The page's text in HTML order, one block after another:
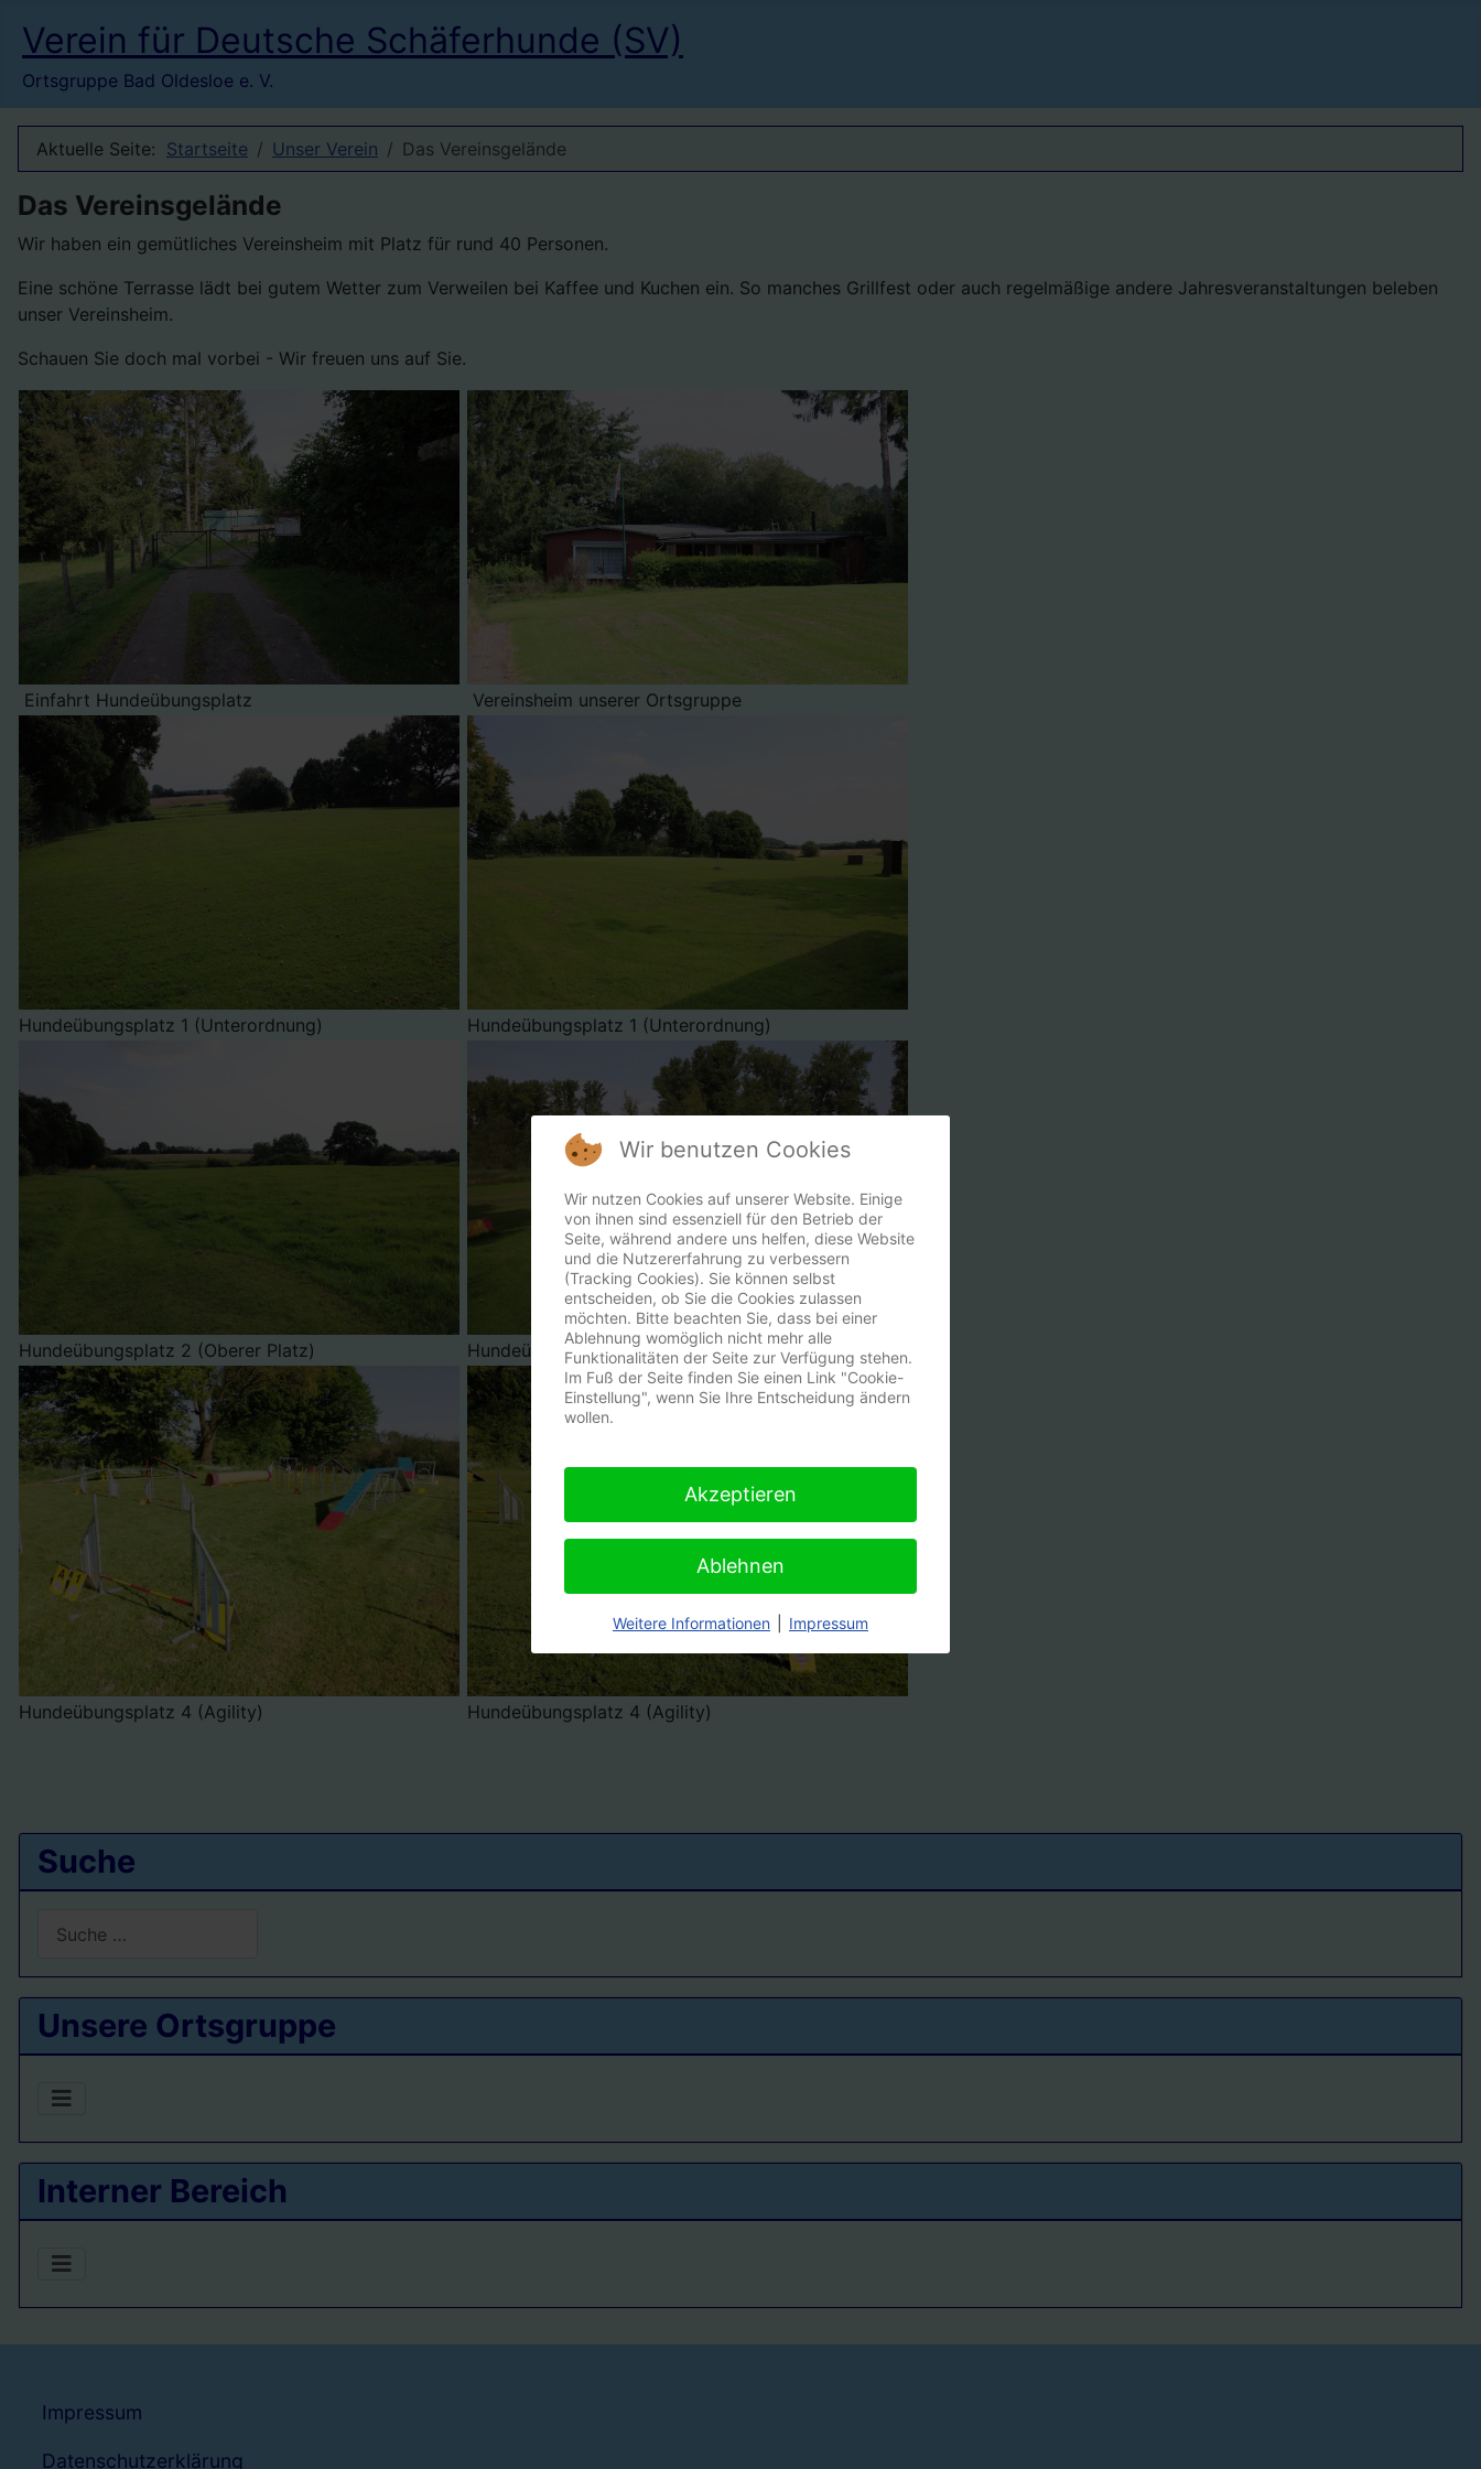
Verein für Deutsche Schäferhunde (SV)
Ortsgruppe Bad Oldesloe e. V.
Suche
Type 2 or more characters for results.
Unsere Ortsgruppe
Interner Bereich
Aktuelle Seite: Startseite Unser Verein Das Vereinsgelände
Das Vereinsgelände
Wir haben ein gemütliches Vereinsheim mit Platz für rund 40 Personen.
Eine schöne Terrasse lädt bei gutem Wetter zum Verweilen bei Kaffee und Kuchen ein. So manches Grillfest oder auch regelmäßige andere Jahresveranstaltungen beleben
unser Vereinsheim.
Schauen Sie doch mal vorbei - Wir freuen uns auf Sie.
Einfahrt Hundeübungsplatz Vereinsheim unserer Ortsgruppe
Hundeübungsplatz 1 (Unterordnung) Hundeübungsplatz 1 (Unterordnung)
Hundeübungsplatz 2 (Oberer Platz) Hundeübungsplatz 3 (Gewandtheit, Sportrettungshund)
Hundeübungsplatz 4 (Agility) Hundeübungsplatz 4 (Agility)
Impressum
Datenschutzerklärung
Wir benutzen Cookies
Wir nutzen Cookies auf unserer Website. Einige
von ihnen sind essenziell für den Betrieb der
Seite, während andere uns helfen, diese Website
und die Nutzererfahrung zu verbessern
(Tracking Cookies). Sie können selbst
entscheiden, ob Sie die Cookies zulassen
möchten. Bitte beachten Sie, dass bei einer
Ablehnung womöglich nicht mehr alle
Funktionalitäten der Seite zur Verfügung stehen.
Im Fuß der Seite finden Sie einen Link "Cookie-
Einstellung", wenn Sie Ihre Entscheidung ändern
wollen.
Akzeptieren
Ablehnen
Weitere Informationen Impressum